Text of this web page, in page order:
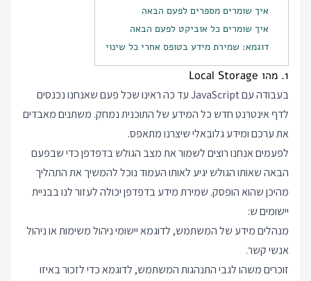
איך שומרים מספרים לפעם הבאה
איך שומרים כל אוביקט לפעם הבאה
דוגמא: שמירת מידע בטופס אחרי כל שינוי
1. מהו Local Storage
בעבודה עם JavaScript עד כה ראינו שכל פעם שאנחנו נכנסים
לדף אינטרנט חדש כל המידע של התוכנית נמחק. משתנים מאבדים
את ערכם ומידע גלובאלי שיצרנו מתאפס.
לפעמים אנחנו רוצים לשמור את מצב הגולש בדפדפן כדי שבפעם
הבאה שאותו הגולש יגיע לאותו העמוד נוכל להמשיך את התהליך
מהיכן שהוא הופסק. שמירת מידע בדפדפן יכולה לעזור לנו בבניית
יישומים ש:
מנהלים מידע של המשתמש, לדוגמא יישומי ניהול משימות או ניהול
אנשי קשר.
זוכרים משהו לגבי התנהגות המשתמש, לדוגמא כדי לזכור באיזו